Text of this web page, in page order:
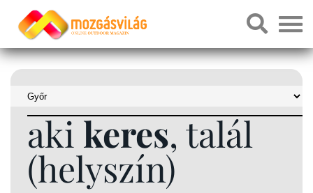
aki keres, talál
(helyszín)